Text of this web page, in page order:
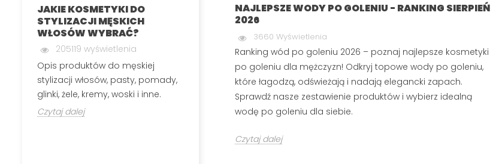
JAKIE KOSMETYKI DO
STYLIZACJI MĘSKICH
WŁOSÓW WYBRAĆ?
205119 wyświetlenia
Opis produktów do męskiej
stylizacji włosów, pasty, pomady,
glinki, żele, kremy, woski i inne.
Czytaj dalej
MĘSKA DEPILACJA STREF
INTYMNYCH
199847 wyświetlenia
Męska depilacja stref intymnych
polega na usuwaniu owłosienia z
okolic, które nie są eksponowane.
Czytaj dalej
JAK SKUTECZNIE ZAPUŚCIĆ
PORADNIK BRODACZA
197520 wyświetlenia
Zapuszczanie brody wymaga
czasu, ale tempo jej wzrostu nie
NAJLEPSZE WODY PO GOLENIU - RANKING SIERPIEŃ
2026
3660 Wyświetlenia
Ranking wód po goleniu 2026 – poznaj najlepsze kosmetyki
po goleniu dla mężczyzn! Odkryj topowe wody po goleniu,
które łagodzą, odświeżają i nadają elegancki zapach.
Sprawdź nasze zestawienie produktów i wybierz idealną
wodę po goleniu dla siebie.
Czytaj dalej